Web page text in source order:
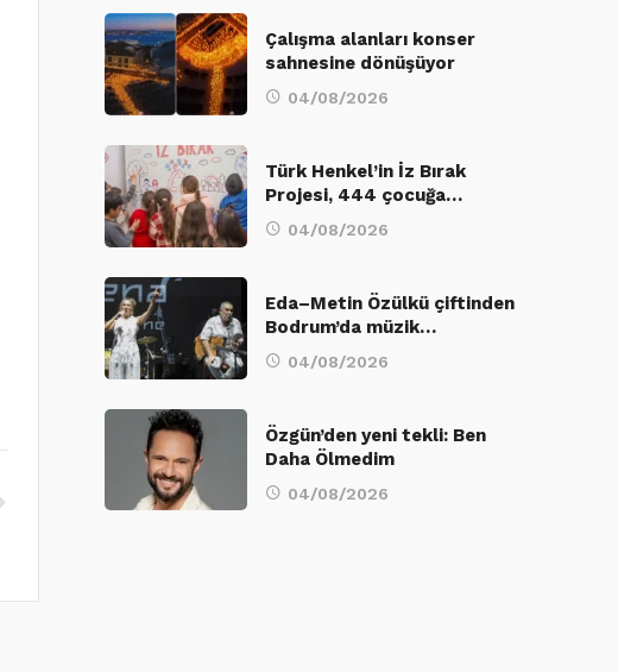
Çalışma alanları konser
sahnesine dönüşüyor
04/08/2026
Türk Henkel’in İz Bırak
Projesi, 444 çocuğa…
04/08/2026
Eda–Metin Özülkü çiftinden
Bodrum’da müzik…
04/08/2026
Özgün’den yeni tekli: Ben
Daha Ölmedim
04/08/2026